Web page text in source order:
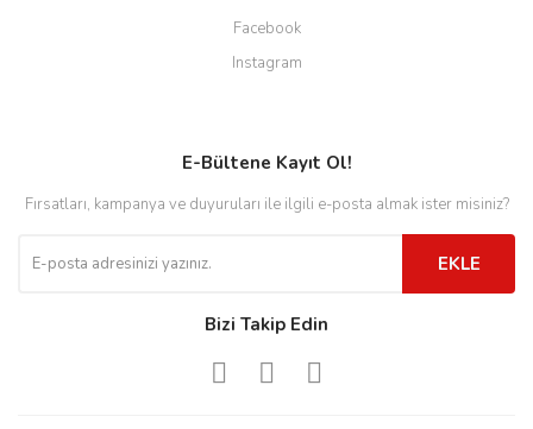
Facebook
Instagram
E-Bültene Kayıt Ol!
Fırsatları, kampanya ve duyuruları ile ilgili e-posta almak ister misiniz?
EKLE
Bizi Takip Edin